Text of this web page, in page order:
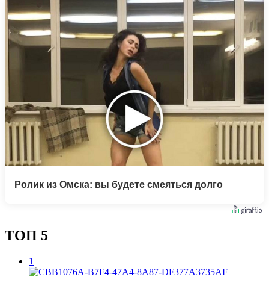
Ролик из Омска: вы будете смеяться долго
ТОП 5
1